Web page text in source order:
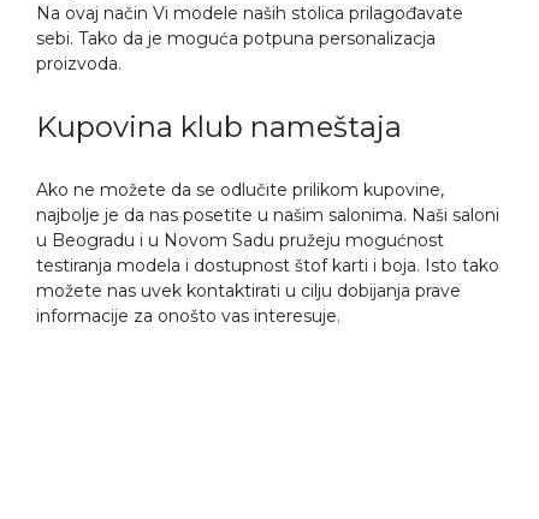
Na ovaj način Vi modele naših stolica prilagođavate
sebi. Tako da je moguća potpuna personalizacja
proizvoda.
Kupovina klub nameštaja
Ako ne možete da se odlučite prilikom kupovine,
najbolje je da nas posetite u našim salonima. Naši saloni
u Beogradu i u Novom Sadu pružeju mogućnost
testiranja modela i dostupnost štof karti i boja. Isto tako
možete nas uvek kontaktirati u cilju dobijanja prave
informacije za onošto vas interesuje.